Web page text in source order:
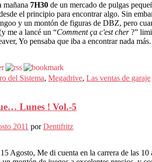
mañana 7H30 de un mercado de pulgas
el principio para encontrar algo. Sin
y un montón de figuras de DBZ, pero
me a lancé un “Comment ça c'est cher?”
Yo pensaba que iba a encontrar nada
del Sistema, Megadrive, Las ventas de garaje
Lunes ! Vol.-5
2011 porDentifritz
Agosto, Me di cuenta en la carrera de las 10